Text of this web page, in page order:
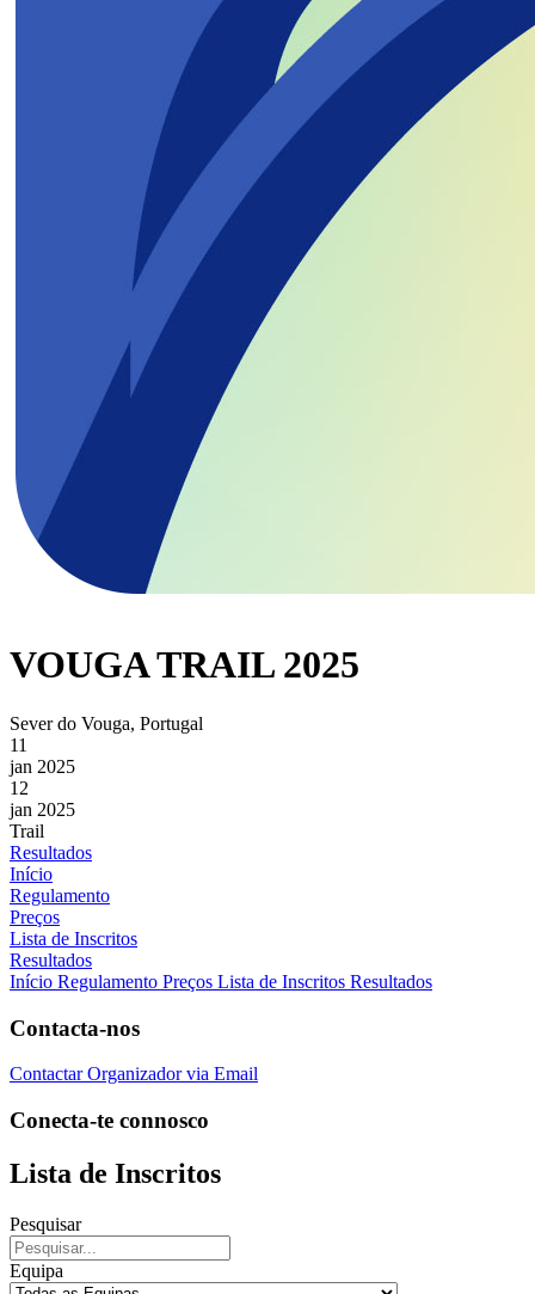
VOUGA TRAIL 2025
Sever do Vouga, Portugal
11
jan 2025
12
jan 2025
Trail
Resultados
Início
Regulamento
Preços
Lista de Inscritos
Resultados
Início Regulamento Preços Lista de Inscritos Resultados
Contacta-nos
Contactar Organizador via Email
Conecta-te connosco
Lista de Inscritos
Pesquisar
Equipa